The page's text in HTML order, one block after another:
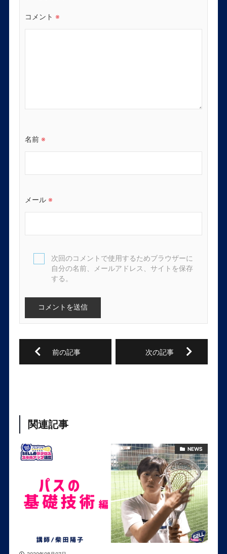
コメント ※
名前 ※
メール ※
次回のコメントで使用するためブラウザーに
自分の名前、メールアドレス、サイトを保存
する。
関連記事
NEWS